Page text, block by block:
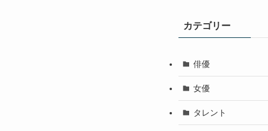
カテゴリー
俳優
女優
タレント